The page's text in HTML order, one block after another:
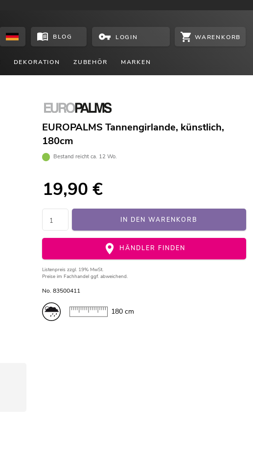
BLOG LOGIN WARENKORB
DEKORATION ZUBEHÖR MARKEN
EUROPALMS Tannengirlande, künstlich,
180cm
Bestand reicht ca. 12 Wo.
19,90 €
IN DEN WARENKORB
HÄNDLER FINDEN
Listenpreis zzgl. 19% MwSt.
Preise im Fachhandel ggf. abweichend.
No. 83500411
180 cm